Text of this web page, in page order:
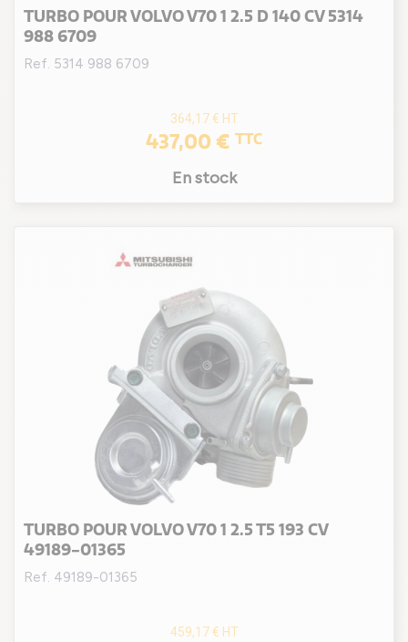
TURBO POUR VOLVO V70 1 2.5 D 140 CV 5314
988 6709
Ref. 5314 988 6709
364,17 € HT
437,00 € TTC
En stock
TURBO POUR VOLVO V70 1 2.5 T5 193 CV
49189-01365
Ref. 49189-01365
459,17 € HT